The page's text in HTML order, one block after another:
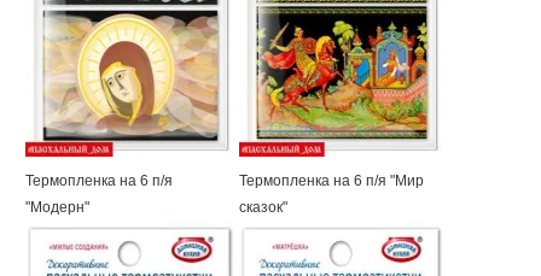
Термопленка на 6 п/я
"Модерн"
Термопленка на 6 п/я "Мир
сказок"